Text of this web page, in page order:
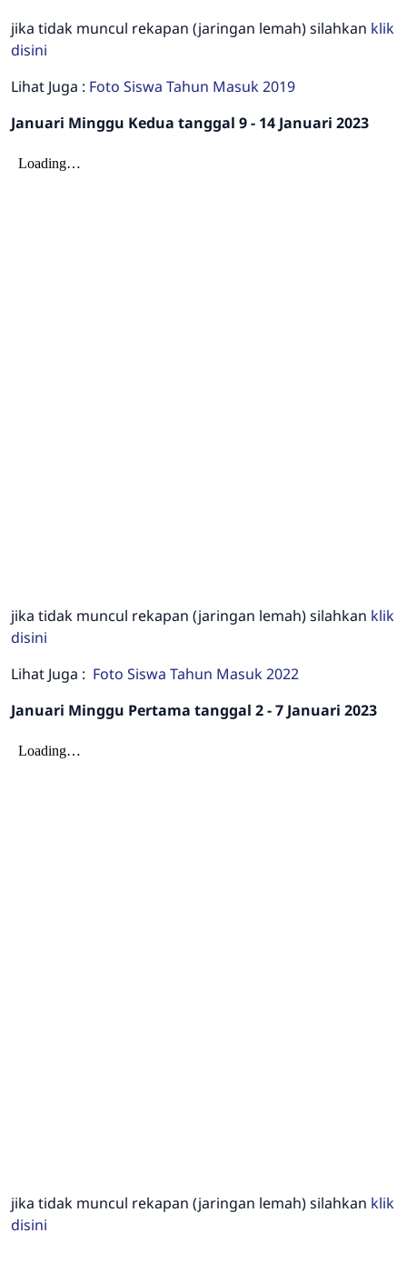
jika tidak muncul rekapan (jaringan lemah) silahkan klik
disini
Lihat Juga : Foto Siswa Tahun Masuk 2019
Januari Minggu Kedua tanggal 9 - 14 Januari 2023
jika tidak muncul rekapan (jaringan lemah) silahkan klik
disini
Lihat Juga : Foto Siswa Tahun Masuk 2022
Januari Minggu Pertama tanggal 2 - 7 Januari 2023
jika tidak muncul rekapan (jaringan lemah) silahkan klik
disini